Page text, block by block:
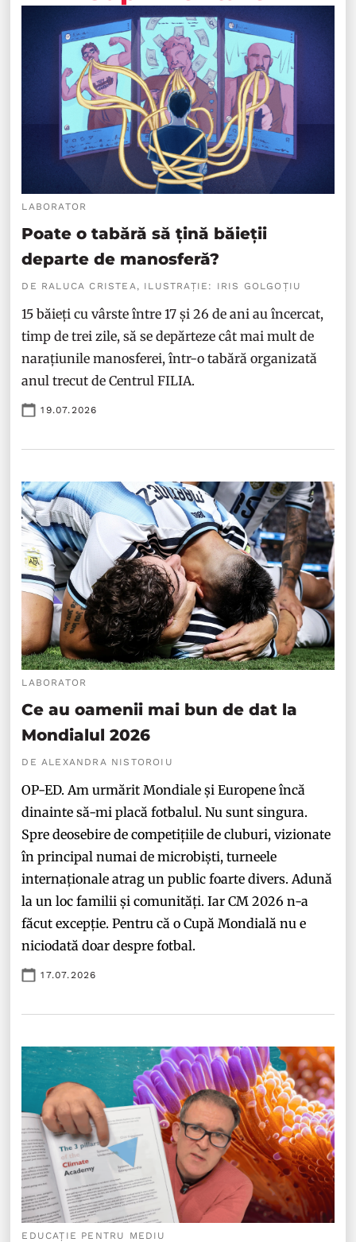
LABORATOR
Poate o tabără să țină băieții
departe de manosferă?
DE RALUCA CRISTEA, ILUSTRAȚIE: IRIS GOLGOȚIU
15 băieți cu vârste între 17 și 26 de ani au încercat,
timp de trei zile, să se depărteze cât mai mult de
narațiunile manosferei, într-o tabără organizată
anul trecut de Centrul FILIA.
19.07.2026
LABORATOR
Ce au oamenii mai bun de dat la
Mondialul 2026
DE ALEXANDRA NISTOROIU
OP-ED. Am urmărit Mondiale și Europene încă
dinainte să-mi placă fotbalul. Nu sunt singura.
Spre deosebire de competițiile de cluburi, vizionate
în principal numai de microbiști, turneele
internaționale atrag un public foarte divers. Adună
la un loc familii și comunități. Iar CM 2026 n-a
făcut excepție. Pentru că o Cupă Mondială nu e
niciodată doar despre fotbal.
17.07.2026
EDUCAȚIE PENTRU MEDIU